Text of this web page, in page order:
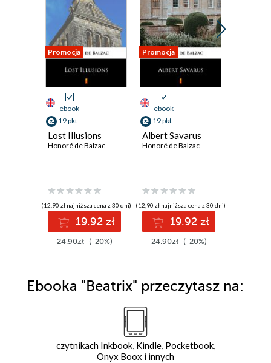
Promocja
ebook
19 pkt
Lost Illusions
Honoré de Balzac
(12,90 zł najniższa cena z 30 dni)
19.92 zł
24.90zł (-20%)
Promocja
ebook
19 pkt
Albert Savarus
Honoré de Balzac
(12,90 zł najniższa cena z 30 dni)
19.92 zł
24.90zł (-20%)
Ebooka "Beatrix" przeczytasz na:
czytnikach Inkbook, Kindle, Pocketbook,
Onyx Boox i innych